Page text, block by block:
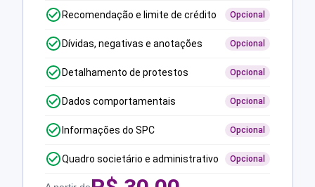
Recomendação e limite de crédito Opcional
Dívidas, negativas e anotações Opcional
Detalhamento de protestos Opcional
Dados comportamentais Opcional
Informações do SPC Opcional
Quadro societário e administrativo Opcional